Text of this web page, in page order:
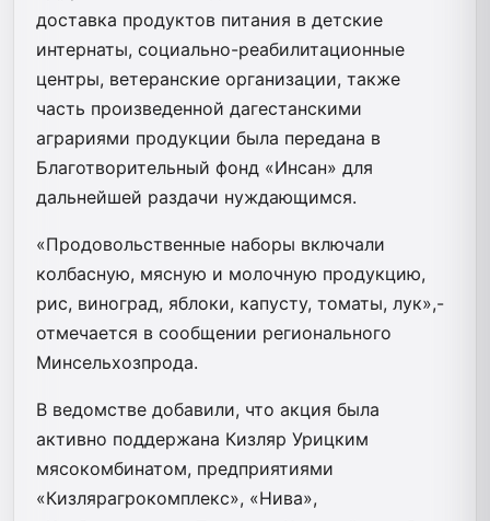
доставка продуктов питания в детские
интернаты, социально-реабилитационные
центры, ветеранские организации, также
часть произведенной дагестанскими
аграриями продукции была передана в
Благотворительный фонд «Инсан» для
дальнейшей раздачи нуждающимся.
«Продовольственные наборы включали
колбасную, мясную и молочную продукцию,
рис, виноград, яблоки, капусту, томаты, лук»,-
отмечается в сообщении регионального
Минсельхозпрода.
В ведомстве добавили, что акция была
активно поддержана Кизляр Урицким
мясокомбинатом, предприятиями
«Кизлярагрокомплекс», «Нива»,